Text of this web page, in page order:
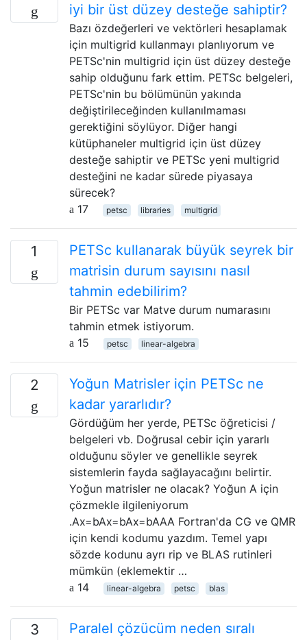
iyi bir üst düzey desteğe sahiptir?
Bazı özdeğerleri ve vektörleri hesaplamak
için multigrid kullanmayı planlıyorum ve
PETSc'nin multigrid için üst düzey desteğe
sahip olduğunu fark ettim. PETSc belgeleri,
PETSc'nin bu bölümünün yakında
değiştirileceğinden kullanılmaması
gerektiğini söylüyor. Diğer hangi
kütüphaneler multigrid için üst düzey
desteğe sahiptir ve PETSc yeni multigrid
desteğini ne kadar sürede piyasaya
sürecek?
17
petsc libraries multigrid
1
PETSc kullanarak büyük seyrek bir
matrisin durum sayısını nasıl
tahmin edebilirim?
Bir PETSc var Matve durum numarasını
tahmin etmek istiyorum.
15
petsc linear-algebra
2
Yoğun Matrisler için PETSc ne
kadar yararlıdır?
Gördüğüm her yerde, PETSc öğreticisi /
belgeleri vb. Doğrusal cebir için yararlı
olduğunu söyler ve genellikle seyrek
sistemlerin fayda sağlayacağını belirtir.
Yoğun matrisler ne olacak? Yoğun A için
çözmekle ilgileniyorum
.Ax=bAx=bAx=bAAA Fortran'da CG ve QMR
için kendi kodumu yazdım. Temel yapı
sözde kodunu ayrı rip ve BLAS rutinleri
mümkün (eklemektir …
14
linear-algebra petsc blas
3
Paralel çözücüm neden sıralı